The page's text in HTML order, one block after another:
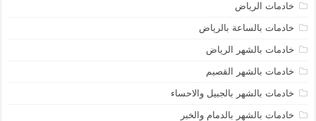
خادمات الرياض
خادمات بالساعة بالرياض
خادمات بالشهر الرياض
خادمات بالشهر القصيم
خادمات بالشهر بالجبيل والاحساء
خادمات بالشهر بالدمام والخبر